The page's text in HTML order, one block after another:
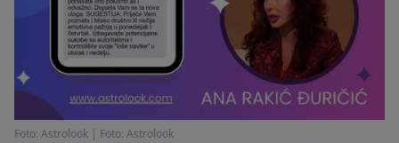
Foto: Astrolook | Foto: Astrolook